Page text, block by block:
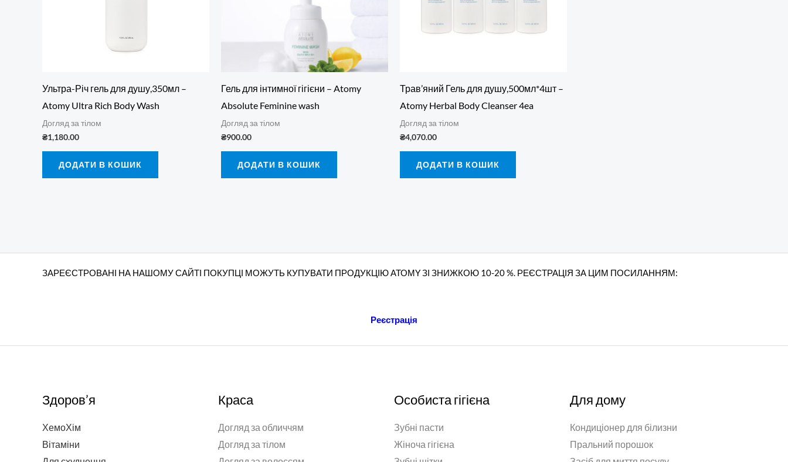
Ультра-Річ гель для душу,350мл –
Atomy Ultra Rich Body Wash
Догляд за тілом
₴1,180.00
ДОДАТИ В КОШИК
Гель для інтимної гігієни – Atomy
Absolute Feminine wash
Догляд за тілом
₴900.00
ДОДАТИ В КОШИК
Трав’яний Гель для душу,500мл*4шт –
Atomy Herbal Body Cleanser 4ea
Догляд за тілом
₴4,070.00
ДОДАТИ В КОШИК
ЗАРЕЄСТРОВАНІ НА НАШОМУ САЙТІ ПОКУПЦІ МОЖУТЬ КУПУВАТИ ПРОДУКЦІЮ АТОМY ЗІ ЗНИЖКОЮ 10-20 %. РЕЄСТРАЦІЯ ЗА ЦИМ ПОСИЛАННЯМ:
Реєстрація
Здоров’я
ХемоХім
Вітаміни
Краса
Догляд за обличчям
Догляд за тілом
Особиста гігієна
Зубні пасти
Жіноча гігієна
Для дому
Кондиціонер для білизни
Пральний порошок